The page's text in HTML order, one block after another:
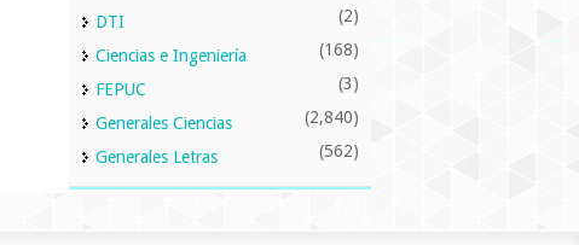
DTI (2)
Ciencias e Ingeniería (168)
FEPUC (3)
Generales Ciencias (2,840)
Generales Letras (562)